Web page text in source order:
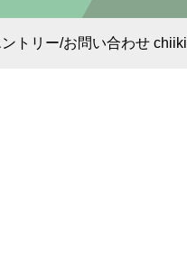
ントリー/お問い合わせ